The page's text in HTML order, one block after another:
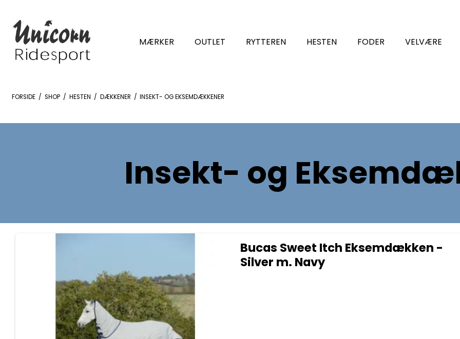
MÆRKER OUTLET RYTTEREN HESTEN FODER VELVÆRE
FORSIDE / SHOP / HESTEN / DÆKKENER / INSEKT- OG EKSEMDÆKKENER
Insekt- og
Bucas Sweet Itch Eksemdækken -
Silver m. Navy